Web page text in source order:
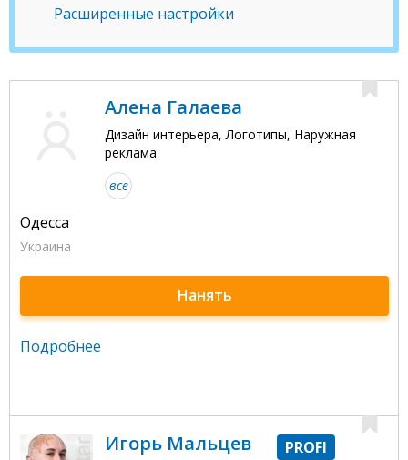
Расширенные настройки
Алена Галаева
Дизайн интерьера, Логотипы, Наружная
реклама
все
Одесса
Украина
Нанять
Подробнее
Игорь Мальцев PROFI